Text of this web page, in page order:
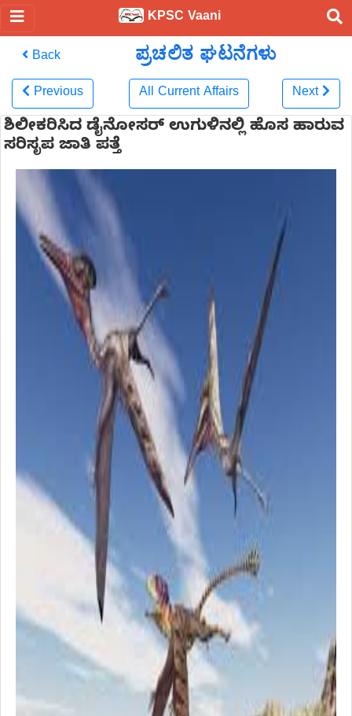
KPSC Vaani
Back ಪ್ರಚಲಿತ ಘಟನೆಗಳು
Previous All Current Affairs Next
ಶಿಲೀಕರಿಸಿದ ಡೈನೋಸರ್ ಉಗುಳಿನಲ್ಲಿ ಹೊಸ ಹಾರುವ
ಸರಿಸೃಪ ಜಾತಿ ಪತ್ತೆ